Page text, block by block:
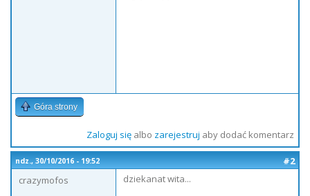
Góra strony
Zaloguj sięalbo zarejestruj aby dodać komentarz
ndz., 30/10/2016 - 19:52
#2
crazymofos
dziekanat wita...